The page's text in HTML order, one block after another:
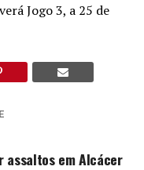
Jogo 3, a 25 de
assaltos em Alcácer